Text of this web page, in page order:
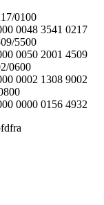
0100
0048 3541 0217
5500
0050 2001 4509
0600
0002 1308 9002
0000 0156 4932